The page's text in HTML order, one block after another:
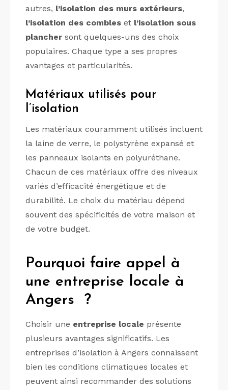
autres, l’isolation des murs extérieurs,
l’isolation des combles et l’isolation sous
plancher sont quelques-uns des choix
populaires. Chaque type a ses propres
avantages et particularités.
Matériaux utilisés pour
l’isolation
Les matériaux couramment utilisés incluent
la laine de verre, le polystyrène expansé et
les panneaux isolants en polyuréthane.
Chacun de ces matériaux offre des niveaux
variés d’efficacité énergétique et de
durabilité. Le choix du matériau dépend
souvent des spécificités de votre maison et
de votre budget.
Pourquoi faire appel à
une entreprise locale à
Angers ?
Choisir une entreprise locale présente
plusieurs avantages significatifs. Les
entreprises d’isolation à Angers connaissent
bien les conditions climatiques locales et
peuvent ainsi recommander des solutions